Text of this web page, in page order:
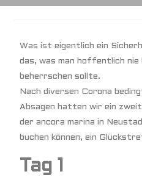
Was ist eigentlich ein
das, was man hoffentlich
beherrschen sollte.
Nach diversen Corona
Absagen hatten wir ein
der ancora marina in
buchen können, ein
Tag 1